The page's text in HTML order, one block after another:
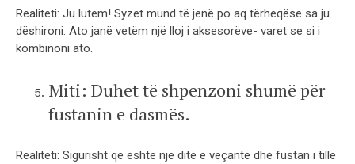
Realiteti: Ju lutem! Syzet mund të jenë po aq tërheqëse sa ju
dëshironi. Ato janë vetëm një lloj i aksesorëve- varet se si i
kombinoni ato.
Miti: Duhet të shpenzoni shumë për
fustanin e dasmës.
Realiteti: Sigurisht që është një ditë e veçantë dhe fustan i tillë